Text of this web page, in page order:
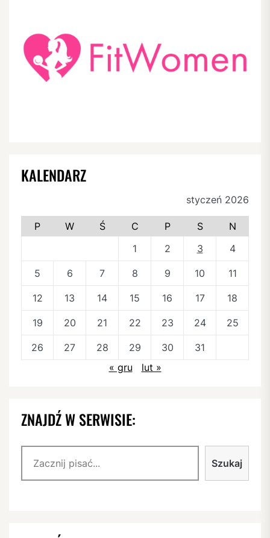
KALENDARZ
styczeń 2026
P W Ś C P S
N
1
2 3 4
5 6 7 8 9 10 11
12 13 14 15 16 17 18
19 20 21 22 23 24 25
26 27 28 29 30
31
« gru
lut »
ZNAJDŹ W SERWISIE:
Szukaj